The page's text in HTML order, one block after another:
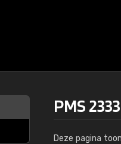
PMS
Deze pagina